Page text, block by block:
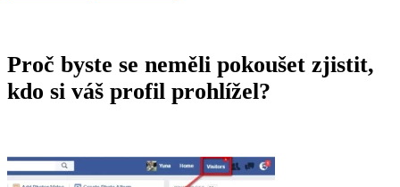
Proč byste se neměli pokoušet zjistit,
kdo si váš profil prohlížel?